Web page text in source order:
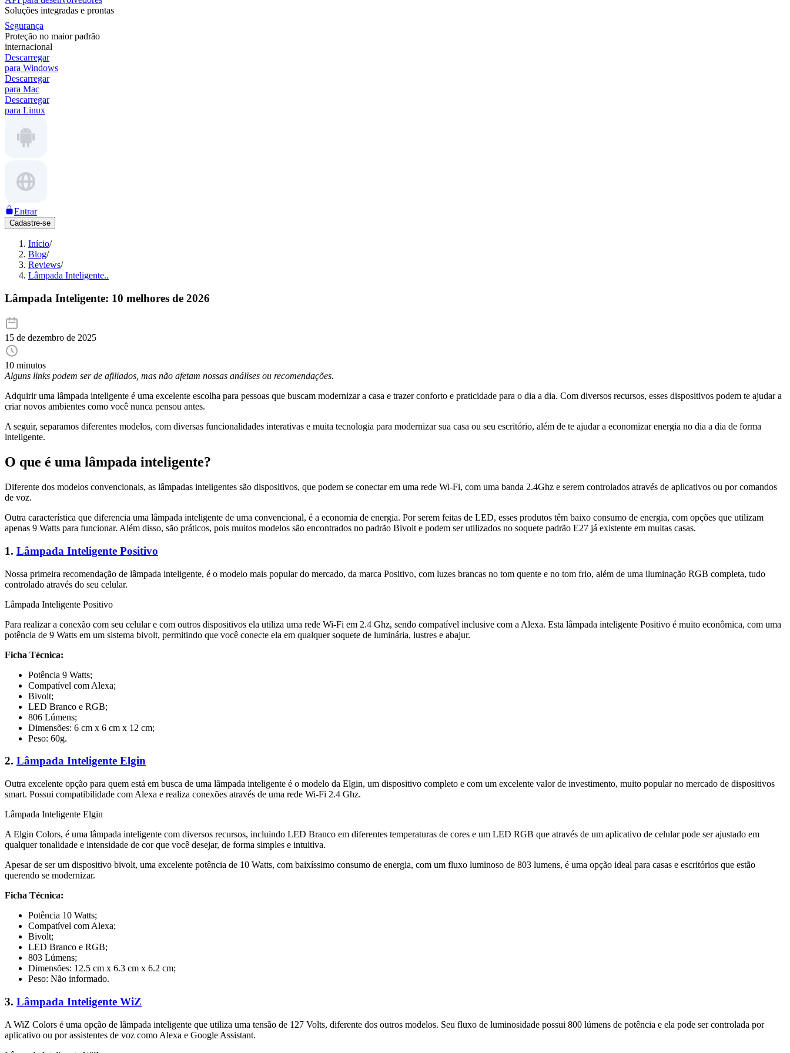
Soluções integradas e prontas
Segurança
Proteção no maior padrão
internacional
Descarregar
para Windows
Descarregar
para Mac
Descarregar
para Linux
Entrar
Cadastre-se
Início/
Blog/
Reviews/
Lâmpada Inteligente..
Lâmpada Inteligente: 10 melhores de 2026
15 de dezembro de 2025
10 minutos
Alguns links podem ser de afiliados, mas não afetam nossas análises ou recomendações.
Adquirir uma lâmpada inteligente é uma excelente escolha para pessoas que buscam modernizar a casa e trazer conforto e praticidade para o dia a dia. Com diversos recursos, esses dispositivos podem te ajudar a
criar novos ambientes como você nunca pensou antes.
A seguir, separamos diferentes modelos, com diversas funcionalidades interativas e muita tecnologia para modernizar sua casa ou seu escritório, além de te ajudar a economizar energia no dia a dia de forma
inteligente.
O que é uma lâmpada inteligente?
Diferente dos modelos convencionais, as lâmpadas inteligentes são dispositivos, que podem se conectar em uma rede Wi-Fi, com uma banda 2.4Ghz e serem controlados através de aplicativos ou por comandos
de voz.
Outra característica que diferencia uma lâmpada inteligente de uma convencional, é a economia de energia. Por serem feitas de LED, esses produtos têm baixo consumo de energia, com opções que utilizam
apenas 9 Watts para funcionar. Além disso, são práticos, pois muitos modelos são encontrados no padrão Bivolt e podem ser utilizados no soquete padrão E27 já existente em muitas casas.
1. Lâmpada Inteligente Positivo
Nossa primeira recomendação de lâmpada inteligente, é o modelo mais popular do mercado, da marca Positivo, com luzes brancas no tom quente e no tom frio, além de uma iluminação RGB completa, tudo
controlado através do seu celular.
Lâmpada Inteligente Positivo
Para realizar a conexão com seu celular e com outros dispositivos ela utiliza uma rede Wi-Fi em 2.4 Ghz, sendo compatível inclusive com a Alexa. Esta lâmpada inteligente Positivo é muito econômica, com uma
potência de 9 Watts em um sistema bivolt, permitindo que você conecte ela em qualquer soquete de luminária, lustres e abajur.
Ficha Técnica:
Potência 9 Watts;
Compatível com Alexa;
Bivolt;
LED Branco e RGB;
806 Lúmens;
Dimensões: 6 cm x 6 cm x 12 cm;
Peso: 60g.
2. Lâmpada Inteligente Elgin
Outra excelente opção para quem está em busca de uma lâmpada inteligente é o modelo da Elgin, um dispositivo completo e com um excelente valor de investimento, muito popular no mercado de dispositivos
smart. Possui compatibilidade com Alexa e realiza conexões através de uma rede Wi-Fi 2.4 Ghz.
Lâmpada Inteligente Elgin
A Elgin Colors, é uma lâmpada inteligente com diversos recursos, incluindo LED Branco em diferentes temperaturas de cores e um LED RGB que através de um aplicativo de celular pode ser ajustado em
qualquer tonalidade e intensidade de cor que você desejar, de forma simples e intuitiva.
Apesar de ser um dispositivo bivolt, uma excelente potência de 10 Watts, com baixíssimo consumo de energia, com um fluxo luminoso de 803 lumens, é uma opção ideal para casas e escritórios que estão
querendo se modernizar.
Ficha Técnica:
Potência 10 Watts;
Compatível com Alexa;
Bivolt;
LED Branco e RGB;
803 Lúmens;
Dimensões: 12.5 cm x 6.3 cm x 6.2 cm;
Peso: Não informado.
3. Lâmpada Inteligente WiZ
A WiZ Colors é uma opção de lâmpada inteligente que utiliza uma tensão de 127 Volts, diferente dos outros modelos. Seu fluxo de luminosidade possui 800 lúmens de potência e ela pode ser controlada por
aplicativo ou por assistentes de voz como Alexa e Google Assistant.